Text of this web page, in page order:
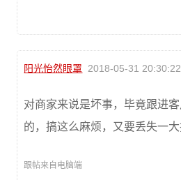
阳光怡然眼罩 2018-05-31 20:30:22
对商家来说是坏事，毕竟跟进
的，搞这么麻烦，又要丢失一
跟帖来自电脑端